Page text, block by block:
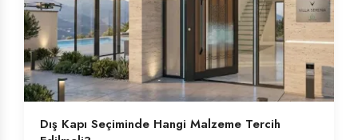
Dış Kapı Seçiminde Hangi Malzeme Tercih